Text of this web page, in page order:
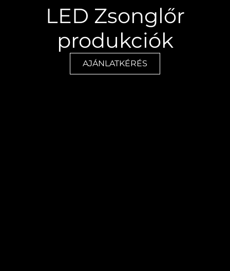
LED Zsonglőr
produkciók
AJÁNLATKÉRÉS